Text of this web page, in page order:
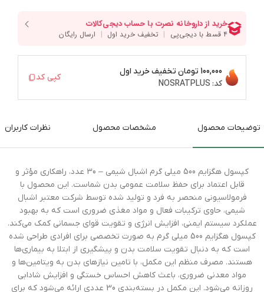
100,000 تومان
تخفیف خرید اول
کد: NOSRATPLUS
کپی کد
توضیحات محصول مشخصات محصول نظرات کاربران
کپسول هگزایم 500 میلی گرم اشبال شیمی – 30 عدد، راهکاری مؤثر و
قابل اعتماد برای حفظ سلامت عمومی بدن شماست. این محصول با
فرمولاسیونی منحصر به فرد و تولید شده توسط شرکت معتبر اشبال
شیمی، حاوی ترکیبات فعال و مواد مغذی ضروری است که به بهبود
عملکرد سیستم ایمنی، افزایش انرژی و تقویت قوای جسمانی کمک می‌کند.
کپسول هگزایم 500 میلی گرم به صورت تخصصی برای افرادی طراحی شده
است که به دنبال تقویت سلامت بدن و پیشگیری از ابتلا به بیماری‌ها
هستند. مصرف منظم این مکمل، با تامین نیازهای بدن به ویتامین‌ها و
مواد معدنی ضروری، باعث کاهش احساس خستگی و افزایش شادابی
روزانه می‌شود. این مکمل در بسته‌بندی 30 عددی ارائه می‌شود که برای